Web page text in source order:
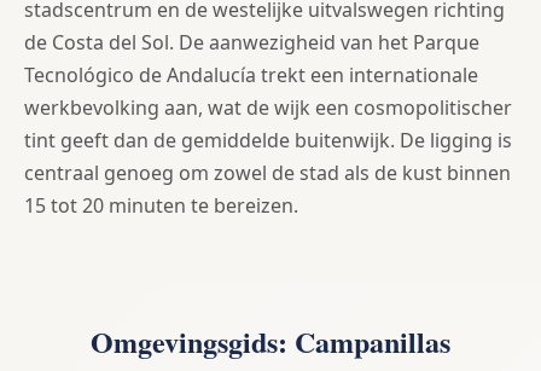
stadscentrum en de westelijke uitvalswegen richting
de Costa del Sol. De aanwezigheid van het Parque
Tecnológico de Andalucía trekt een internationale
werkbevolking aan, wat de wijk een cosmopolitischer
tint geeft dan de gemiddelde buitenwijk. De ligging is
centraal genoeg om zowel de stad als de kust binnen
15 tot 20 minuten te bereizen.
Omgevingsgids: Campanillas